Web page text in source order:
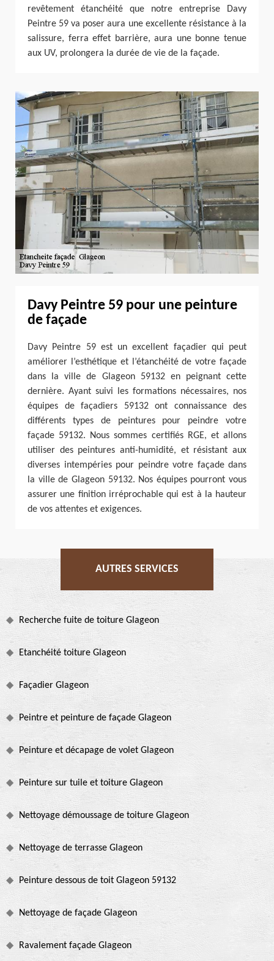
revêtement étanchéité que notre entreprise Davy
Peintre 59 va poser aura une excellente résistance à la
salissure, ferra effet barrière, aura une bonne tenue
aux UV, prolongera la durée de vie de la façade.
Davy Peintre 59 pour une peinture
de façade
Davy Peintre 59 est un excellent façadier qui peut
améliorer l’esthétique et l’étanchéité de votre façade
dans la ville de Glageon 59132 en peignant cette
dernière. Ayant suivi les formations nécessaires, nos
équipes de façadiers 59132 ont connaissance des
différents types de peintures pour peindre votre
façade 59132. Nous sommes certifiés RGE, et allons
utiliser des peintures anti-humidité, et résistant aux
diverses intempéries pour peindre votre façade dans
la ville de Glageon 59132. Nos équipes pourront vous
assurer une finition irréprochable qui est à la hauteur
de vos attentes et exigences.
AUTRES SERVICES
Recherche fuite de toiture Glageon
Etanchéité toiture Glageon
Façadier Glageon
Peintre et peinture de façade Glageon
Peinture et décapage de volet Glageon
Peinture sur tuile et toiture Glageon
Nettoyage démoussage de toiture Glageon
Nettoyage de terrasse Glageon
Peinture dessous de toit Glageon 59132
Nettoyage de façade Glageon
Ravalement façade Glageon